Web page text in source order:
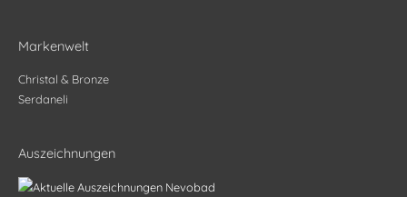
Markenwelt
Christal & Bronze
Serdaneli
Auszeichnungen